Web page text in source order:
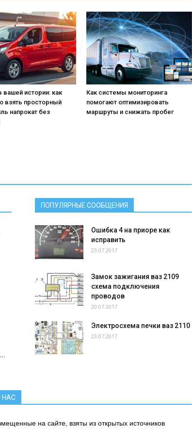
вашей истории: как
взять просторный
напрокат без
Как системы мониторинга
помогают оптимизировать
маршруты и снижать пробег
ПОПУЛЯРНЫЕ СООБЩЕНИЯ
Ошибка 4 на приоре как
исправить
23.07.2017
Замок зажигания ваз 2109
схема подключения
проводов
20.07.2017
Электросхема печки ваз 2110
23.07.2017
НАС
на сайте, взяты из открытых источников